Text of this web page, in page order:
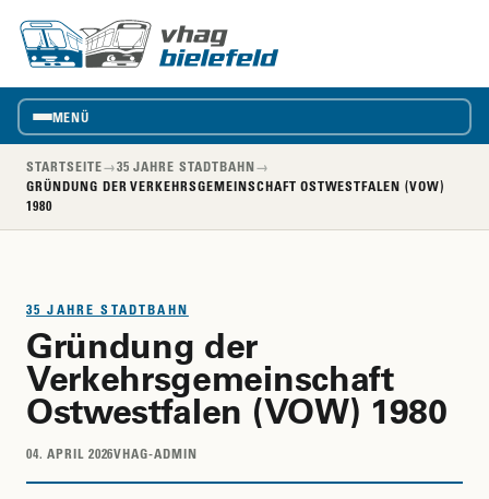
MENÜ
STARTSEITE→35 JAHRE STADTBAHN→
GRÜNDUNG DER VERKEHRSGEMEINSCHAFT OSTWESTFALEN (VOW)
1980
35 JAHRE STADTBAHN
Gründung der
Verkehrsgemeinschaft
Ostwestfalen (VOW) 1980
04. APRIL 2026VHAG-ADMIN